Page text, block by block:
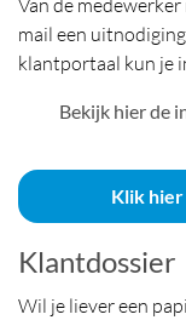
mail een
klantportaal kun je
PDF Bestand
Bekijk hier de
Klik
Klantdossier
Wil je liever een